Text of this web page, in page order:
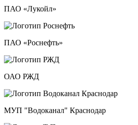
ПАО «Лукойл»
ПАО «Роснефть»
ОАО РЖД
МУП "Водоканал" Краснодар